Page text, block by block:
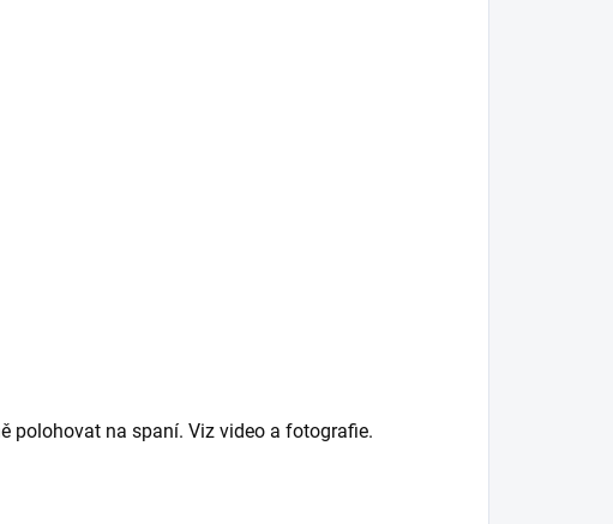
polohovat na spaní. Viz video a fotografie.